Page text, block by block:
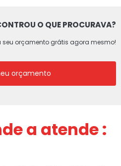
O QUE PROCURAVA?
seu orçamento grátis agora mesmo!
orçamento
a atende :